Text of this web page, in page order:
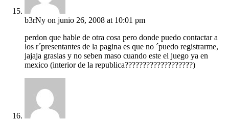
b3rNy on junio 26, 2008 at 10:01 pm
perdon que hable de otra cosa pero donde puedo contactar a
los r´presentantes de la pagina es que no ´puedo registrarme,
jajaja grasias y no seben maso cuando este el juego ya en
mexico (interior de la republica???????????????????)